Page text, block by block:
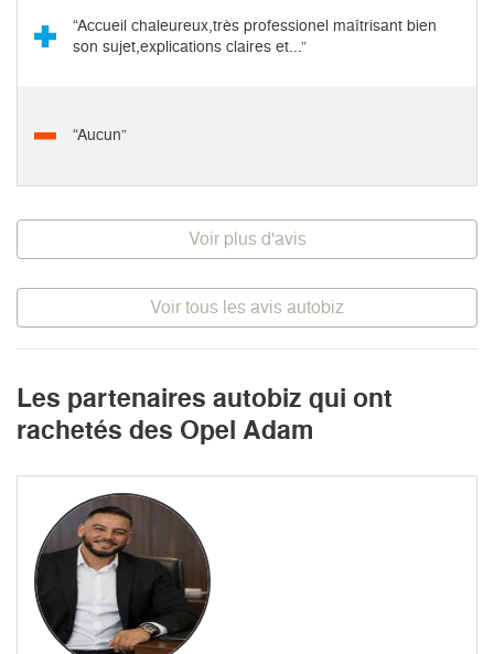
“Accueil chaleureux,très professionel maîtrisant bien
son sujet,explications claires et...”
“Aucun”
Voir plus d'avis
Voir tous les avis autobiz
Les partenaires autobiz qui ont
rachetés des Opel Adam